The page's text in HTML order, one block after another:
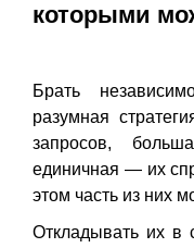
которыми
Брать
разумная
запросов,
единичная — их
этом часть из них
Откладывать их в